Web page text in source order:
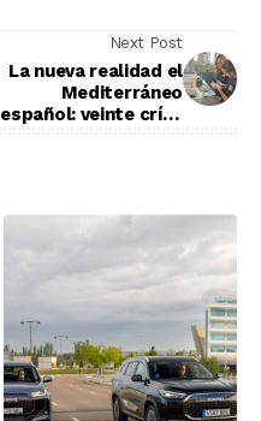
Next Post
La nueva realidad el
Mediterráneo
español: veinte crías